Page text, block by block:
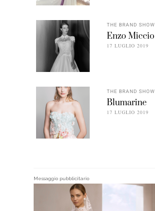
THE BRAND SHOW
Enzo Miccio
17 LUGLIO 2019
THE BRAND SHOW
Blumarine
17 LUGLIO 2019
Messaggio pubblicitario